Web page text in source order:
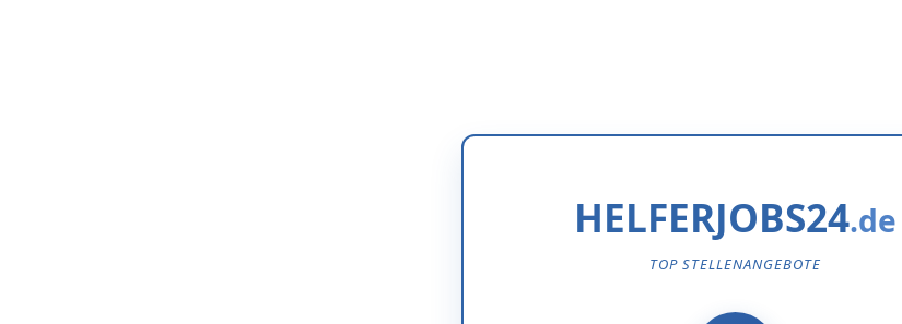
HELFERJOBS24
TOP STELLENANGEBOTE